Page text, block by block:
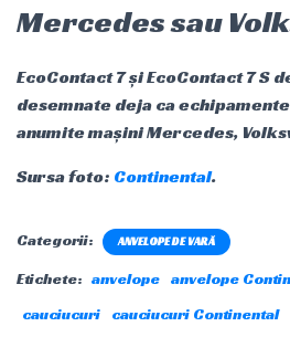
Mercedes sau
EcoContact 7 și EcoContact 7 S
desemnate deja ca
anumite mașini Mercedes,
Sursa foto: Continental.
Categorii: ANVELOPE DE VARĂ
Etichete: anvelope anvelope
cauciucuri
cauciucuri Continental